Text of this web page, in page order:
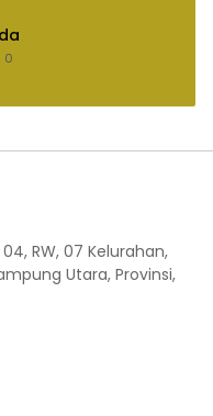
0
RW, 07 Kelurahan,
Utara, Provinsi,